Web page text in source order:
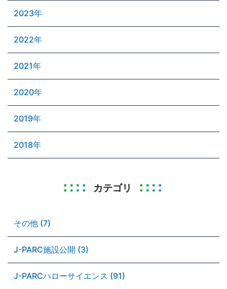
2023年
2022年
2021年
2020年
2019年
2018年
カテゴリ
その他 (7)
J-PARC施設公開 (3)
J-PARCハローサイエンス (91)